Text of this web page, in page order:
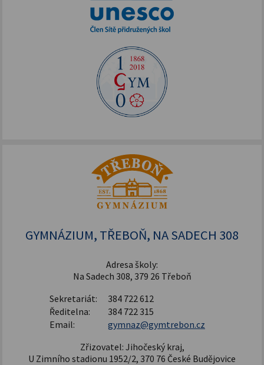
GYMNÁZIUM, TŘEBOŇ, NA SADECH 308
Adresa školy:
Na Sadech 308, 379 26 Třeboň
Sekretariát:
384 722 612
Ředitelna:
384 722 315
Email:
gymnaz@gymtrebon.cz
Zřizovatel: Jihočeský kraj,
U Zimního stadionu 1952/2, 370 76 České Budějovice